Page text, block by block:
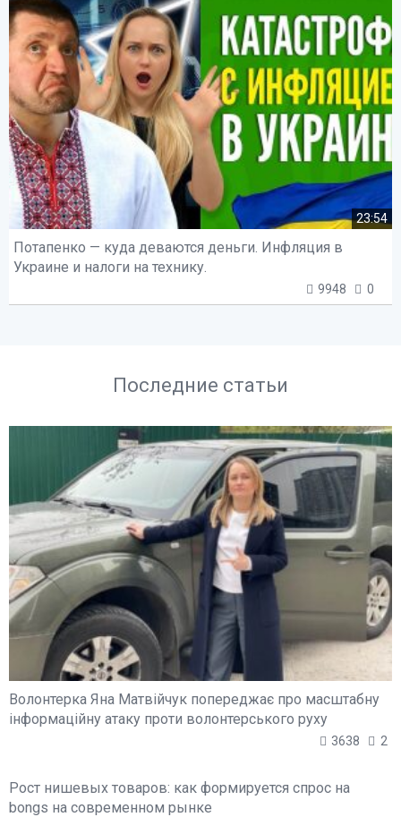
23:54
Потапенко — куда деваются деньги. Инфляция в
Украине и налоги на технику.
9948 0
Последние статьи
Волонтерка Яна Матвійчук попереджає про масштабну
інформаційну атаку проти волонтерського руху
3638 2
Рост нишевых товаров: как формируется спрос на
bongs на современном рынке